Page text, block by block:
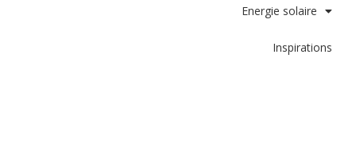
Energie solaire
Inspirations